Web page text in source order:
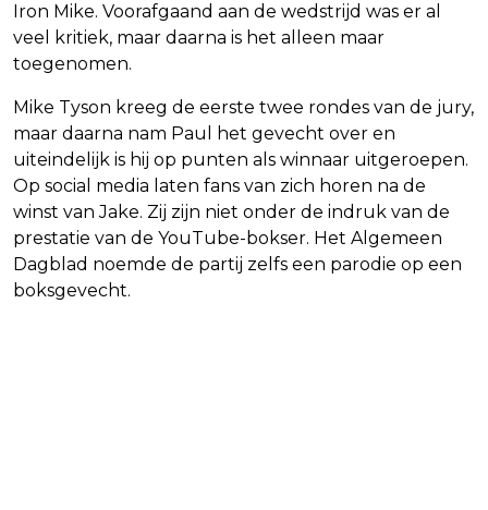
Iron Mike. Voorafgaand aan de wedstrijd was er al
veel kritiek, maar daarna is het alleen maar
toegenomen.
Mike Tyson kreeg de eerste twee rondes van de jury,
maar daarna nam Paul het gevecht over en
uiteindelijk is hij op punten als winnaar uitgeroepen.
Op social media laten fans van zich horen na de
winst van Jake. Zij zijn niet onder de indruk van de
prestatie van de YouTube-bokser. Het Algemeen
Dagblad noemde de partij zelfs een parodie op een
boksgevecht.